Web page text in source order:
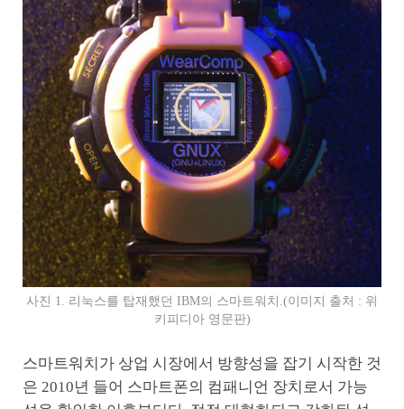
사진 1. 리눅스를 탑재했던 IBM의 스마트워치.(이미지 출처 : 위
키피디아 영문판)
스마트워치가 상업 시장에서 방향성을 잡기 시작한 것
은 2010년 들어 스마트폰의 컴패니언 장치로서 가능